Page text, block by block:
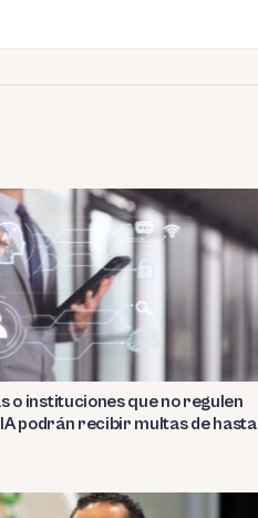
o instituciones que no regulen
IA podrán recibir multas de hasta